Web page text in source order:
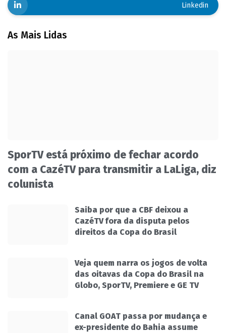
Linkedin
As Mais Lidas
SporTV está próximo de fechar acordo
com a CazéTV para transmitir a LaLiga, diz
colunista
Saiba por que a CBF deixou a
CazéTV fora da disputa pelos
direitos da Copa do Brasil
Veja quem narra os jogos de volta
das oitavas da Copa do Brasil na
Globo, SporTV, Premiere e GE TV
Canal GOAT passa por mudança e
ex-presidente do Bahia assume